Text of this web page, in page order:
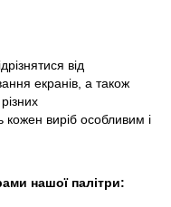
від
екранів, а також
кожен виріб особливим і
нашої палітри: